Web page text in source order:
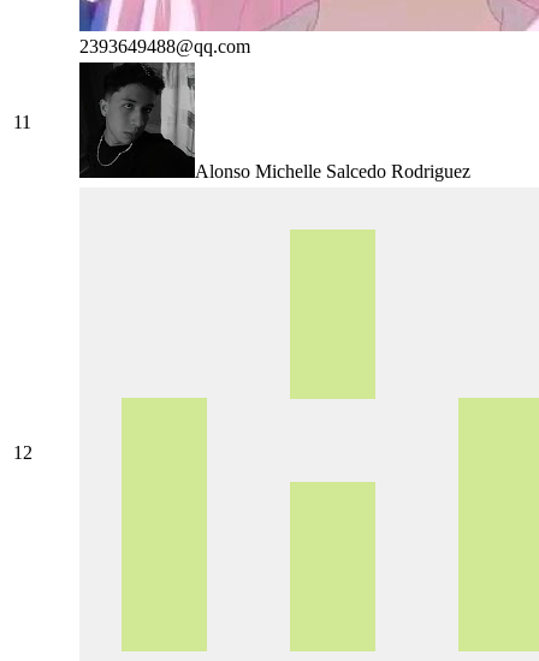
2393649488@qq.com
11
Alonso Michelle Salcedo Rodriguez
12